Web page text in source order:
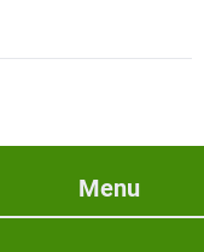
Menu